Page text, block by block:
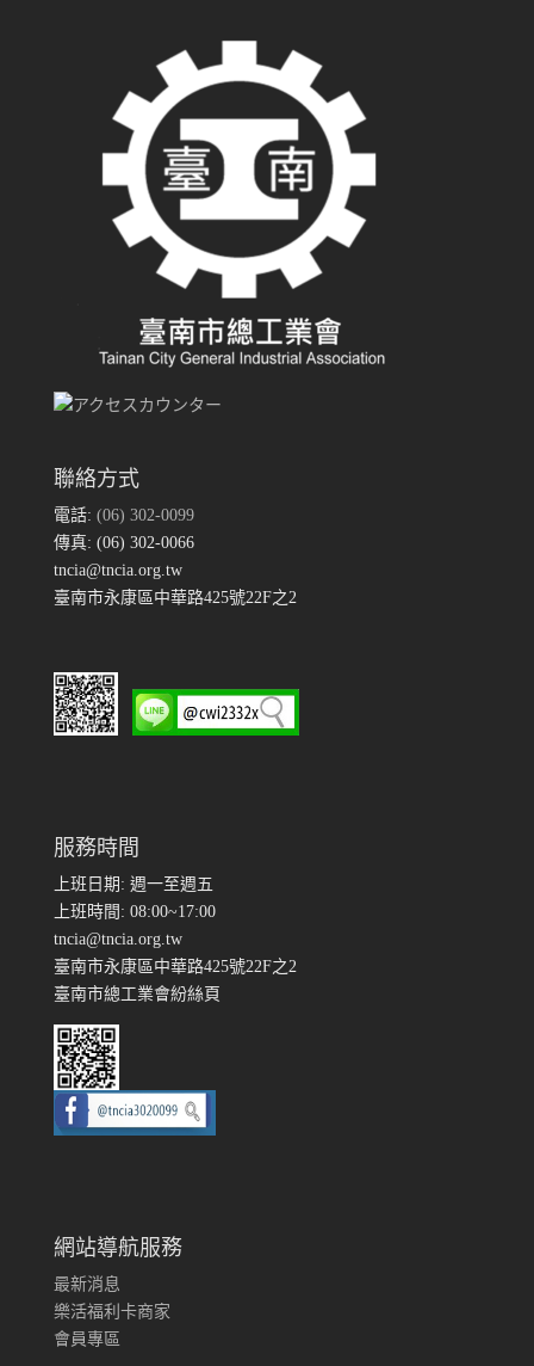
聯絡方式
電話: (06) 302-0099
傳真: (06) 302-0066
tncia@tncia.org.tw
臺南市永康區中華路425號22F之2
服務時間
上班日期: 週一至週五
上班時間: 08:00~17:00
tncia@tncia.org.tw
臺南市永康區中華路425號22F之2
臺南市總工業會紛絲頁
網站導航服務
最新消息
樂活福利卡商家
會員專區